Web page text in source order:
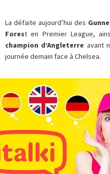
La défaite aujourd’hui des
Forest en Premier League,
champion d’Angleterre avant
journée demain face à Chelsea.